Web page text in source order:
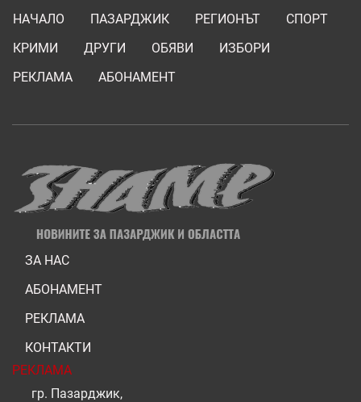
НАЧАЛО ПАЗАРДЖИК РЕГИОНЪТ
СПОРТ
КРИМИ
ДРУГИ ОБЯВИ
ИЗБОРИ
РЕКЛАМА
АБОНАМЕНТ
ЗА НАС
АБОНАМЕНТ
РЕКЛАМА
КОНТАКТИ
РЕКЛАМА
гр. Пазарджик,